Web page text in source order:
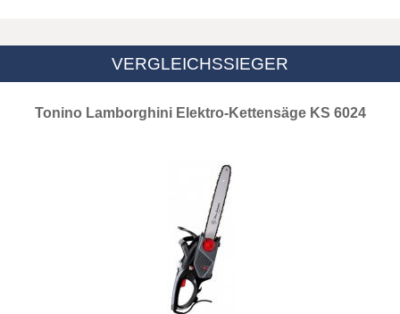
VERGLEICHSSIEGER
Tonino Lamborghini Elektro-Kettensäge KS 6024